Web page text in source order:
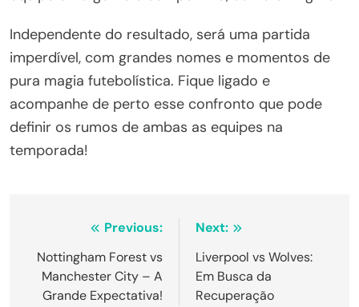
Independente do resultado, será uma partida
imperdível, com grandes nomes e momentos de
pura magia futebolística. Fique ligado e
acompanhe de perto esse confronto que pode
definir os rumos de ambas as equipes na
temporada!
Navegação
de
Post
Previous:
Nottingham Forest vs
Manchester City – A
Grande Expectativa!
Next:
Liverpool vs Wolves:
Em Busca da
Recuperação